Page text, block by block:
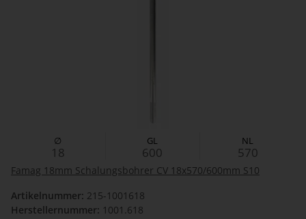
∅
18
GL
600
NL
570
Famag 18mm Schalungsbohrer CV 18x570/600mm S10
Artikelnummer: 215-1001618
Herstellernummer: 1001.618